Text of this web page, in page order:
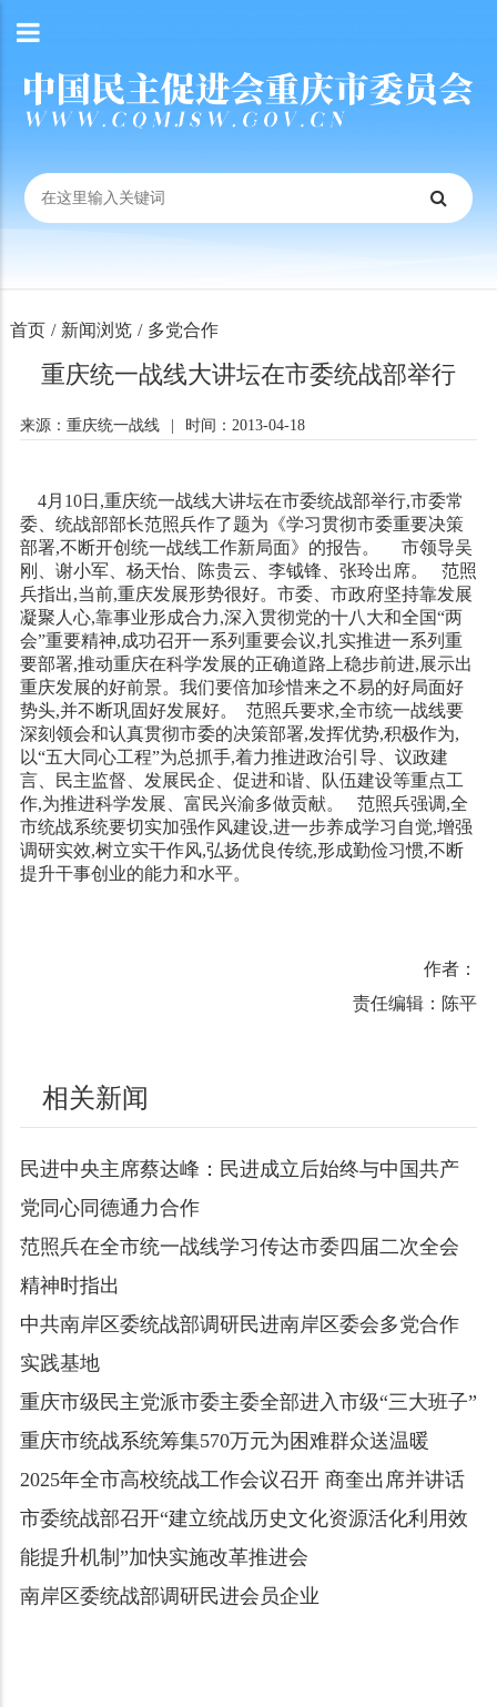
首页 / 新闻浏览 / 多党合作
重庆统一战线大讲坛在市委统战部举行
来源：重庆统一战线 时间：2013-04-18
4月10日,重庆统一战线大讲坛在市委统战部举行,市委常
委、统战部部长范照兵作了题为《学习贯彻市委重要决策
部署,不断开创统一战线工作新局面》的报告。
市领导吴
刚、谢小军、杨天怡、陈贵云、李钺锋、张玲出席。
范照
兵指出,当前,重庆发展形势很好。市委、市政府坚持靠发展
凝聚人心,靠事业形成合力,深入贯彻党的十八大和全国“两
会”重要精神,成功召开一系列重要会议,扎实推进一系列重
要部署,推动重庆在科学发展的正确道路上稳步前进,展示出
重庆发展的好前景。我们要倍加珍惜来之不易的好局面好
势头,并不断巩固好发展好。
范照兵要求,全市统一战线要
深刻领会和认真贯彻市委的决策部署,发挥优势,积极作为,
以“五大同心工程”为总抓手,着力推进政治引导、议政建
言、民主监督、发展民企、促进和谐、队伍建设等重点工
作,为推进科学发展、富民兴渝多做贡献。
范照兵强调,全
市统战系统要切实加强作风建设,进一步养成学习自觉,增强
调研实效,树立实干作风,弘扬优良传统,形成勤俭习惯,不断
提升干事创业的能力和水平。
作者：
责任编辑：陈平
相关新闻
民进中央主席蔡达峰：民进成立后始终与中国共产
党同心同德通力合作
范照兵在全市统一战线学习传达市委四届二次全会
精神时指出
中共南岸区委统战部调研民进南岸区委会多党合作
实践基地
重庆市级民主党派市委主委全部进入市级“三大班子”
重庆市统战系统筹集570万元为困难群众送温暖
2025年全市高校统战工作会议召开 商奎出席并讲话
市委统战部召开“建立统战历史文化资源活化利用效
能提升机制”加快实施改革推进会
南岸区委统战部调研民进会员企业